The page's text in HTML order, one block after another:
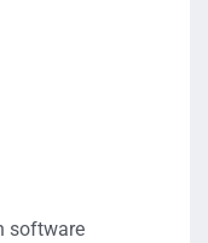
software